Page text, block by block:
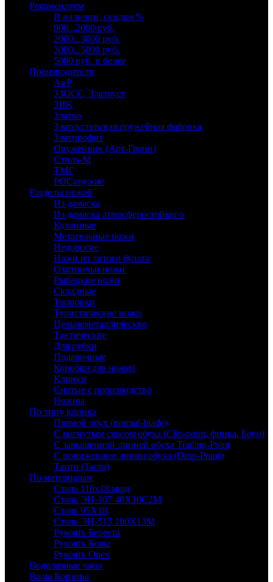
Рекомендуем
В наличии, скидки %
900...2000 руб.
2000...3000 руб.
3000...5000 руб.
5000 руб. и более
Производители
АиР
ЗЗОСС, Златоуст
ЗИК
Златко
Златоустовская оружейная фабрика
Златпрофит
Оружейник (Арт-Грани)
Стиль-М
ТМГ
РОСоружие
Разделы ножей
Из дамаска
Из дамаска атмосферостойкого
Кухонные
Метательные ножи
Недорогие
Ножи из литого булата
Охотничьи ножи
Рыбацкие ножи
Складные
Топорики
Туристические ножи
Цельнометаллические
Тактические
Для рубки
Подарочные
Коробки для ножей
Клинки
Снятые с производства
Ножны
По типу клинка
Прямой обух (normal-blade)
С вогнутым скосом обуха (Clip-point, финка, Боуи)
С завышенной линией обуха Trailing-Point
С понижением линии обуха (Drop-Point)
Танто (Tanto)
По материалам
Сталь 110х18 мшд
Сталь ЭИ-107 40Х10С2М
Сталь 95Х18
Сталь ЭИ-515 100Х13М
Рукоять Береста
Рукоять Кожа
Рукоять Орех
Водолазные часы
Ваша Корзина